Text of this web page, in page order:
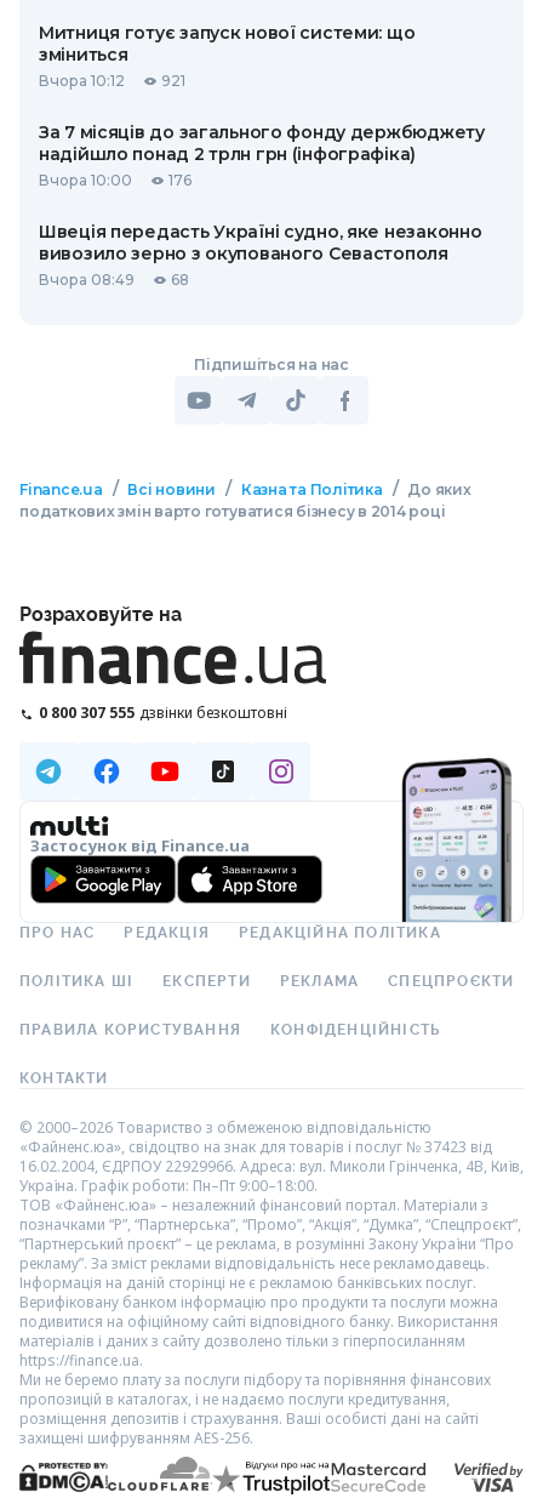
Митниця готує запуск нової системи: що
зміниться
Вчора 10:12 921
За 7 місяців до загального фонду держбюджету
надійшло понад 2 трлн грн (інфографіка)
Вчора 10:00 176
Швеція передасть Україні судно, яке незаконно
вивозило зерно з окупованого Севастополя
Вчора 08:49 68
Підпишіться на нас
Finance.ua / Всі новини / Казна та Політика / До яких
податкових змін варто готуватися бізнесу в 2014 році
Розраховуйте на
0 800 307 555 дзвінки безкоштовні
Застосунок від Finance.ua
ПРО НАС РЕДАКЦІЯ РЕДАКЦІЙНА ПОЛІТИКА
ПОЛІТИКА ШІ ЕКСПЕРТИ РЕКЛАМА СПЕЦПРОЄКТИ
ПРАВИЛА КОРИСТУВАННЯ КОНФІДЕНЦІЙНІСТЬ
КОНТАКТИ
© 2000–2026 Товариство з обмеженою відповідальністю
«Файненс.юа», свідоцтво на знак для товарів і послуг № 37423 від
16.02.2004, ЄДРПОУ 22929966. Адреса: вул. Миколи Грінченка, 4В, Київ,
Україна. Графік роботи: Пн–Пт 9:00–18:00.
ТОВ «Файненс.юа» – незалежний фінансовий портал. Матеріали з
позначками “Р”, “Партнерська”, “Промо”, “Акція”, “Думка”, “Спецпроєкт”,
“Партнерський проєкт” – це реклама, в розумінні Закону України “Про
рекламу”. За зміст реклами відповідальність несе рекламодавець.
Інформація на даній сторінці не є рекламою банківських послуг.
Верифіковану банком інформацію про продукти та послуги можна
подивитися на офіційному сайті відповідного банку. Використання
матеріалів і даних з сайту дозволено тільки з гіперпосиланням
https://finance.ua.
Ми не беремо плату за послуги підбору та порівняння фінансових
пропозицій в каталогах, і не надаємо послуги кредитування,
розміщення депозитів і страхування. Ваші особисті дані на сайті
захищені шифруванням AES-256.